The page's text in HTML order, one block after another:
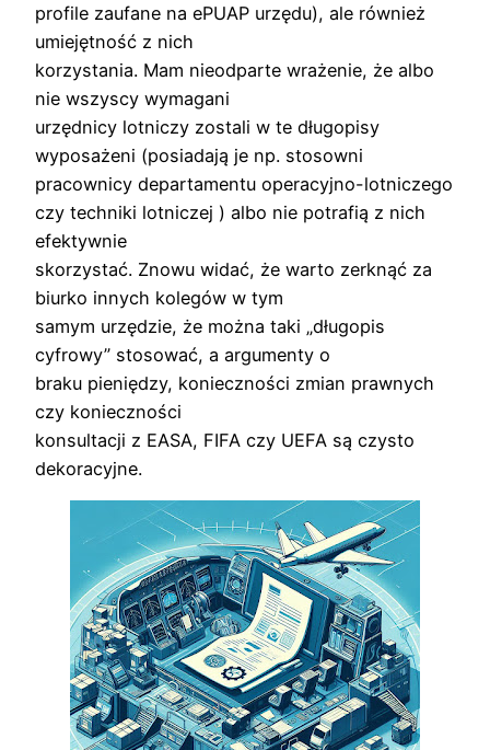
profile zaufane na ePUAP urzędu), ale również
umiejętność z nich
korzystania. Mam nieodparte wrażenie, że albo
nie wszyscy wymagani
urzędnicy lotniczy zostali w te długopisy
wyposażeni (posiadają je np. stosowni
pracownicy departamentu operacyjno-lotniczego
czy techniki lotniczej ) albo nie potrafią z nich
efektywnie
skorzystać. Znowu widać, że warto zerknąć za
biurko innych kolegów w tym
samym urzędzie, że można taki „długopis
cyfrowy” stosować, a argumenty o
braku pieniędzy, konieczności zmian prawnych
czy konieczności
konsultacji z EASA, FIFA czy UEFA są czysto
dekoracyjne.